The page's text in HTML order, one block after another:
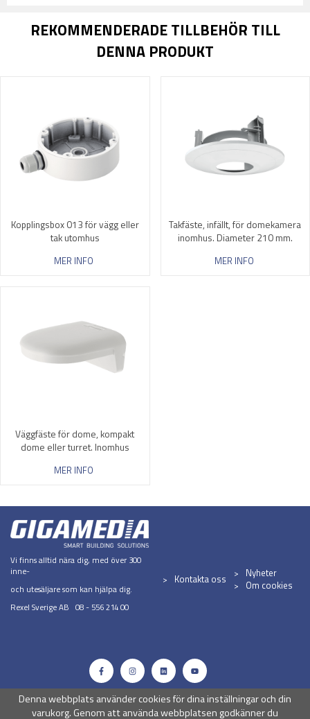
REKOMMENDERADE TILLBEHÖR TILL
DENNA PRODUKT
Kopplingsbox 013 för vägg eller
tak utomhus
MER INFO
Takfäste, infällt, för domekamera
inomhus. Diameter 210 mm.
MER INFO
Väggfäste för dome, kompakt
dome eller turret. Inomhus
MER INFO
Vi finns alltid nära dig, med över 300
inne-
och utesäljare som kan hjälpa dig.
Rexel Sverige AB 08 - 556 214 00
Kontakta oss
Nyheter
Om cookies
Denna webbplats använder cookies för dina inställningar och din
varukorg. Genom att använda webbplatsen godkänner du